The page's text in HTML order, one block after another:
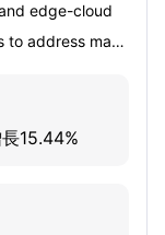
edge-cloud
address many
App & API
Its
15.44%